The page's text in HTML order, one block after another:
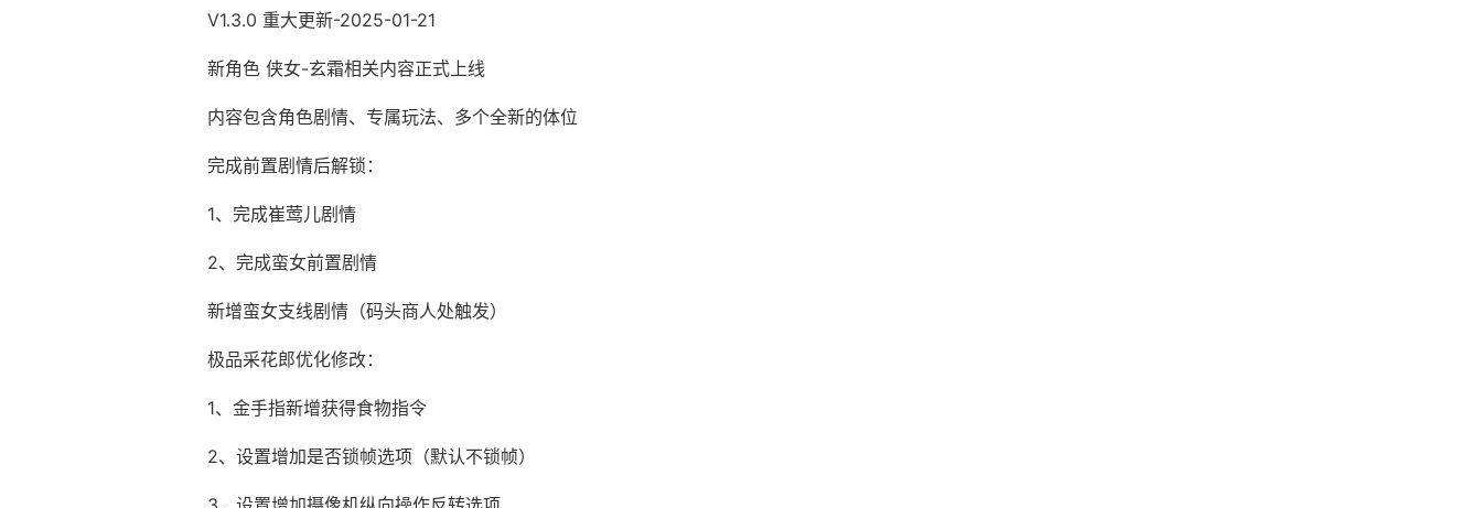
V1.3.0 重大更新-2025-01-21
新角色 侠女-玄霜相关内容正式上线
内容包含角色剧情、专属玩法、多个全新的体位
完成前置剧情后解锁：
1、完成崔莺儿剧情
2、完成蛮女前置剧情
新增蛮女支线剧情（码头商人处触发）
极品采花郎优化修改：
1、金手指新增获得食物指令
2、设置增加是否锁帧选项（默认不锁帧）